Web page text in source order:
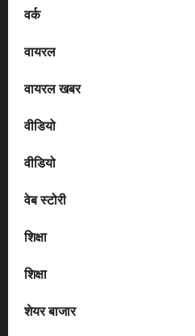
वर्क
वायरल
वायरल खबर
वीडियो
वीडियो
वेब स्टोरी
शिक्षा
शिक्षा
शेयर बाजार